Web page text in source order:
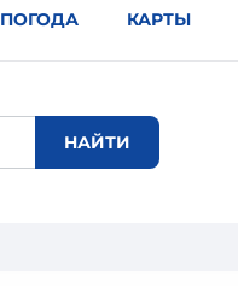
ПОГОДА КАРТЫ